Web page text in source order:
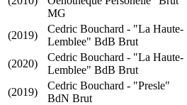
MG
(2019)
Cedric Bouchard - "La Haute-
Lemblee" BdB Brut
(2020)
Cedric Bouchard - "La Haute-
Lemblee" BdB Brut
(2019)
Cedric Bouchard - "Presle"
BdN Brut